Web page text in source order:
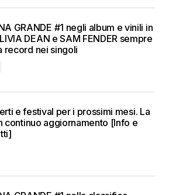
GRANDE #1 negli album e vinili in
DEAN e SAM FENDER sempre
record nei singoli
e festival per i prossimi mesi. La
continuo aggiornamento [Info e